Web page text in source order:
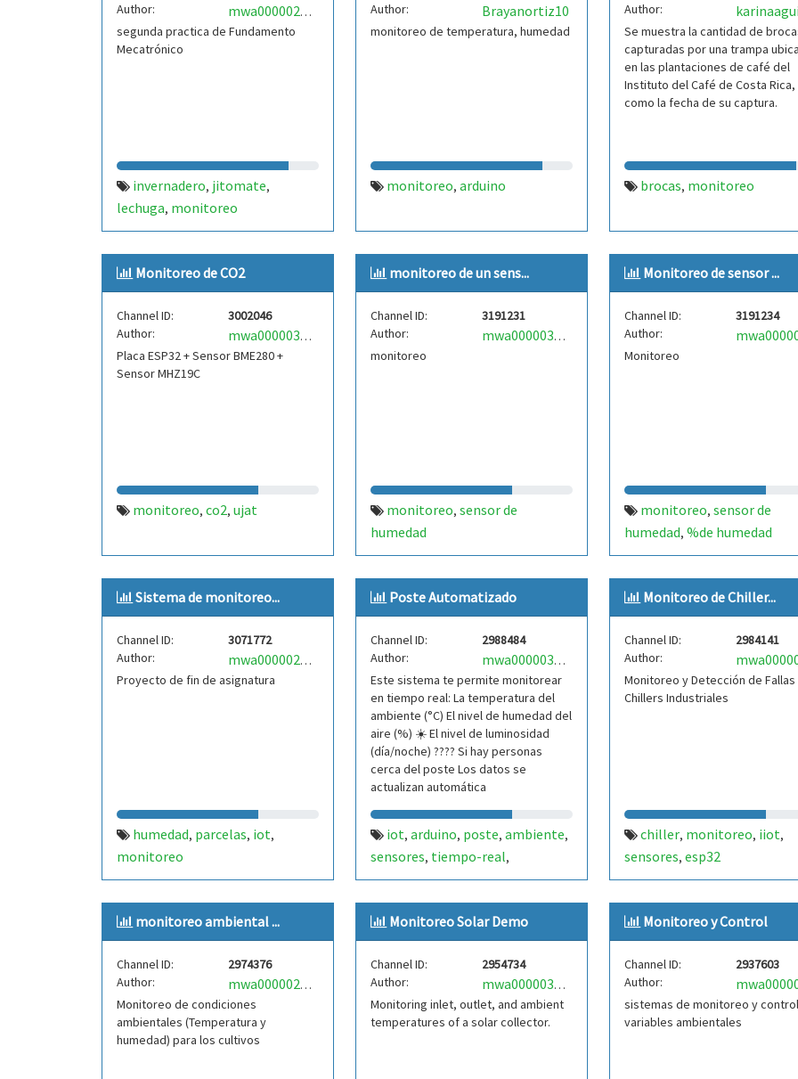
Author:
mwa0000027423336
segunda practica de Fundamento
Mecatrónico
invernadero, jitomate,
lechuga, monitoreo
Author:
Brayanortiz10
monitoreo de temperatura, humedad
monitoreo, arduino
Author:
Se muestra la cantidad de
capturadas por una trampa
en las plantaciones de café del
Instituto del Café de Costa Rica,
como la fecha de su captura.
brocas, monitoreo
Monitoreo de CO2
Channel ID:
3002046
Author:
mwa0000038084082
Placa ESP32 + Sensor BME280 +
Sensor MHZ19C
monitoreo, co2, ujat
monitoreo de un sens...
Channel ID:
3191231
Author:
mwa0000031142982
monitoreo
monitoreo, sensor de
humedad
Monitoreo de sensor ...
Channel ID:
3191234
Author:
Monitoreo
monitoreo, sensor de
humedad, %de humedad
Sistema de monitoreo...
Channel ID:
3071772
Author:
mwa0000026772855
Proyecto de fin de asignatura
humedad, parcelas, iot,
monitoreo
Poste Automatizado
Channel ID:
2988484
Author:
mwa0000037973883
Este sistema te permite monitorear
en tiempo real: La temperatura del
ambiente (°C) El nivel de humedad del
aire (%) ☀️ El nivel de luminosidad
(día/noche) ???? Si hay personas
cerca del poste Los datos se
actualizan automática
iot, arduino, poste, ambiente,
sensores, tiempo-real,
monitoreo
Monitoreo de Chiller...
Channel ID:
2984141
Author:
Monitoreo y Detección de Fallas
Chillers Industriales
chiller, monitoreo, iiot,
sensores, esp32
monitoreo ambiental ...
Channel ID:
2974376
Author:
mwa0000020246128
Monitoreo de condiciones
ambientales (Temperatura y
humedad) para los cultivos
Monitoreo Solar Demo
Channel ID:
2954734
Author:
mwa0000037771119
Monitoring inlet, outlet, and ambient
temperatures of a solar collector.
Monitoreo y Control
Channel ID:
2937603
Author:
sistemas de monitoreo y
variables ambientales